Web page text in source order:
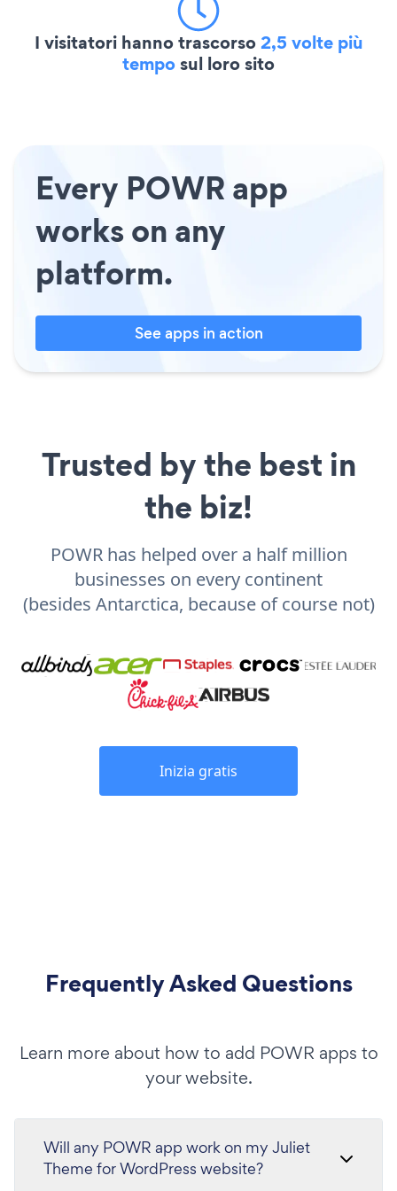
I visitatori hanno trascorso2,5 volte più
temposul loro sito
Every POWR app
works on any
platform.
See apps in action
Trusted by the best in
the biz!
POWR has helped over a half million
businesses on every continent
(besides Antarctica, because of course not)
Inizia gratis
Frequently Asked Questions
Learn more about how to add POWR apps to
your website.
Will any POWR app work on my Juliet
Theme for WordPress website?